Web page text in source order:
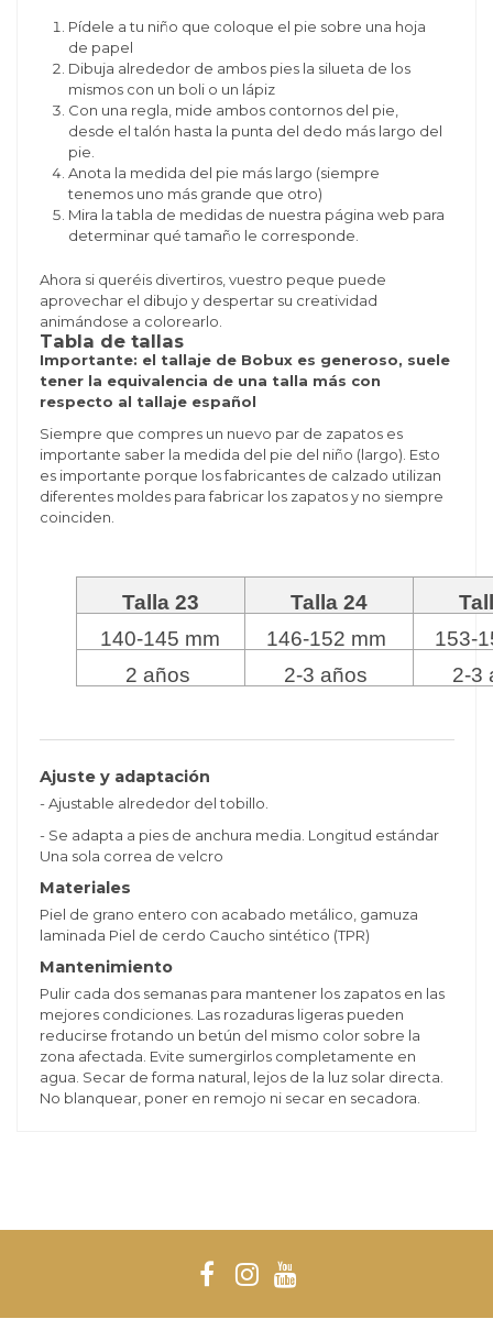
Pídele a tu niño que coloque el pie sobre una hoja
de papel
Dibuja alrededor de ambos pies la silueta de los
mismos con un boli o un lápiz
Con una regla, mide ambos contornos del pie,
desde el talón hasta la punta del dedo más largo del
pie.
Anota la medida del pie más largo (siempre
tenemos uno más grande que otro)
Mira la tabla de medidas de nuestra página web para
determinar qué tamaño le corresponde.
Ahora si queréis divertiros, vuestro peque puede
aprovechar el dibujo y despertar su creatividad
animándose a colorearlo.
Tabla de tallas
Importante: el tallaje de Bobux es generoso, suele
tener la equivalencia de una talla más con
respecto al tallaje español
Siempre que compres un nuevo par de zapatos es
importante saber la medida del pie del niño (largo). Esto
es importante porque los fabricantes de calzado utilizan
diferentes moldes para fabricar los zapatos y no siempre
coinciden.
Talla 23 Talla 24
140-145 mm
146-152 mm
153-
2 años
2-3 años 2-3
Ajuste y adaptación
- Ajustable alrededor del tobillo.
- Se adapta a pies de anchura media. Longitud estándar
Una sola correa de velcro
Materiales
Piel de grano entero con acabado metálico, gamuza
laminada Piel de cerdo Caucho sintético (TPR)
Mantenimiento
Pulir cada dos semanas para mantener los zapatos en las
mejores condiciones. Las rozaduras ligeras pueden
reducirse frotando un betún del mismo color sobre la
zona afectada. Evite sumergirlos completamente en
agua. Secar de forma natural, lejos de la luz solar directa.
No blanquear, poner en remojo ni secar en secadora.